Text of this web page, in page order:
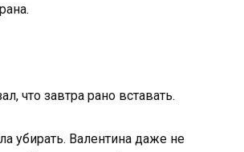
что завтра рано вставать.
убирать. Валентина даже не